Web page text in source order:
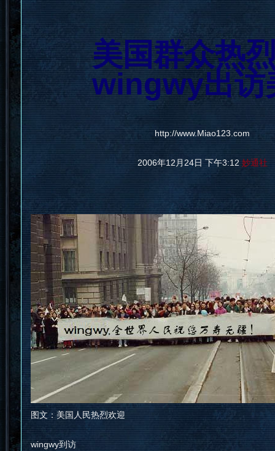
美国群众热
wingwy出访
http://www.Miao123.com
2006年12月24日 下午3:12 妙通社
图文：美国人民热烈欢迎
wingwy到访